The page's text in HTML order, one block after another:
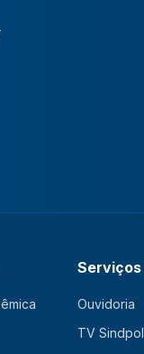
Serviços
Ouvidoria
TV Sindpol